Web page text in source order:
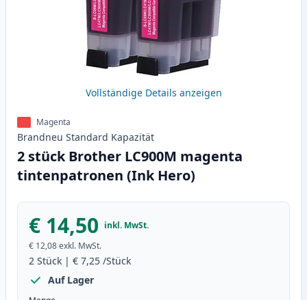
Vollständige Details anzeigen
Magenta
Brandneu Standard Kapazität
2 stück Brother LC900M magenta
tintenpatronen (Ink Hero)
€ 14,50 inkl. MwSt.
€ 12,08exkl. MwSt.
2 Stück | € 7,25 /Stück
Auf Lager